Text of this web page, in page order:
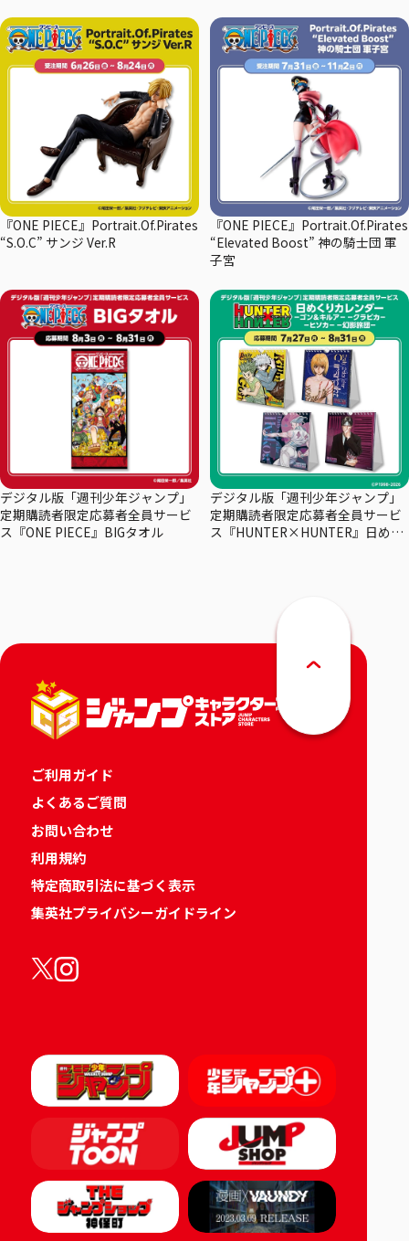
『ONE PIECE』Portrait.Of.Pirates
“S.O.C” サンジ Ver.R
『ONE PIECE』Portrait.Of.Pirates
“Elevated Boost” 神の騎士団 軍
子宮
デジタル版「週刊少年ジャンプ」
定期購読者限定応募者全員サービ
ス『ONE PIECE』BIGタオル
デジタル版「週刊少年ジャンプ」
定期購読者限定応募者全員サービ
ス『HUNTER×HUNTER』日めく
ご利用ガイド
よくあるご質問
お問い合わせ
利用規約
特定商取引法に基づく表示
集英社プライバシーガイドライン